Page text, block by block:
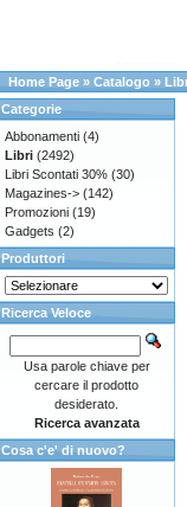
Home Page » Catalogo »
Categorie
Abbonamenti (4)
Libri (2492)
Libri Scontati 30% (30)
Magazines-> (142)
Promozioni (19)
Gadgets (2)
Produttori
Ricerca Veloce
Usa parole chiave per
cercare il prodotto
desiderato.
Ricerca avanzata
Cosa c'e' di nuovo?